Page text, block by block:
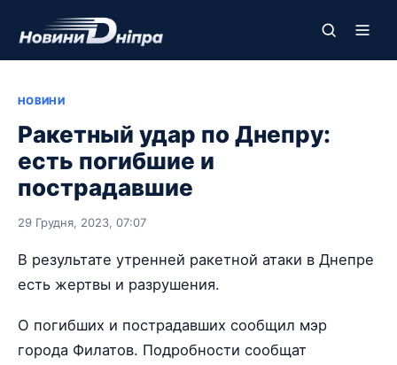
НОВИНИ
Ракетный удар по Днепру:
есть погибшие и
пострадавшие
29 Грудня, 2023, 07:07
В результате утренней ракетной атаки в Днепре
есть жертвы и разрушения.
О погибших и пострадавших сообщил мэр
города Филатов. Подробности сообщат